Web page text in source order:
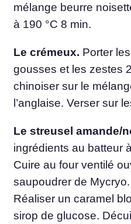
mélange beurre
à 190 °C 8 min.
Le crémeux. Porter
gousses et les zestes
chinoiser sur le
l’anglaise. Verser sur
Le streusel amande/
ingrédients au batteur
Cuire au four ventilé
saupoudrer de
Réaliser un caramel
sirop de glucose.